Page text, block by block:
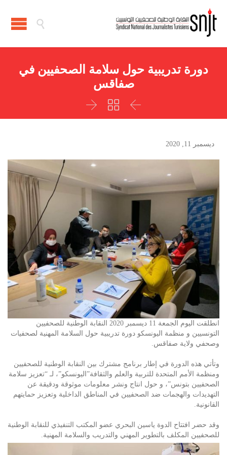

دورة تدريبية حول سلامة الصحفيين في
صفاقس



ديسمبر 11, 2020
انطلقت اليوم الجمعة 11 ديسمبر 2020 النقابة الوطنية للصحفيين
التونسيين و منظمة اليونسكو دورة تدريبية حول السلامة المهنية لصحفيات
وصحفي ولاية صفاقس.
وتأتي هذه الدورة في إطار برنامج مشترك بين النقابة الوطنية للصحفيين
ومنظمة الأمم المتحدة للتربية والعلم والثقافة”اليونسكو”، لـ “تعزيز سلامة
الصحفيين بتونس”، و حول انتاج ونشر معلومات موثوقة ودقيقة عن
التهديدات والهجمات ضد الصحفيين في المناطق الداخلية وتعزيز حمايتهم
القانونية.
وقد حضر افتتاح الدوة ياسين البحري عضو المكتب التنفيذي للنقابة الوطنية
للصحفيين المكلف بالتطوير المهني والتدريب والسلامة المهنية.